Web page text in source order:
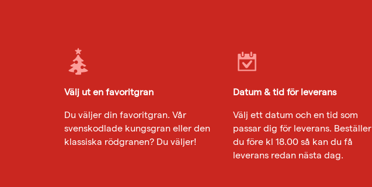
Välj ut en favoritgran
Du väljer din favoritgran. Vår
svenskodlade kungsgran eller den
klassiska rödgranen? Du väljer!
Datum & tid för leverans
Välj ett datum och en tid som
passar dig för leverans. Beställer
du före kl 18.00 så kan du få
leverans redan nästa dag.